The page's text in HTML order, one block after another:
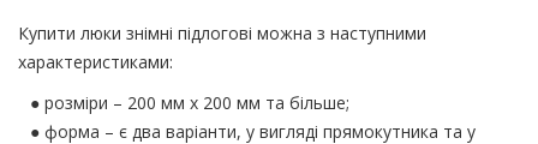
Купити люки знімні підлогові можна з наступними
характеристиками:
● розміри – 200 мм х 200 мм та більше;
● форма – є два варіанти, у вигляді прямокутника та у